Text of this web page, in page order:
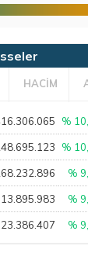
HACİM
%
%
%
%
%